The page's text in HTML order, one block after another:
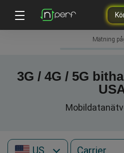
Mätning
3G / 4G / 5G